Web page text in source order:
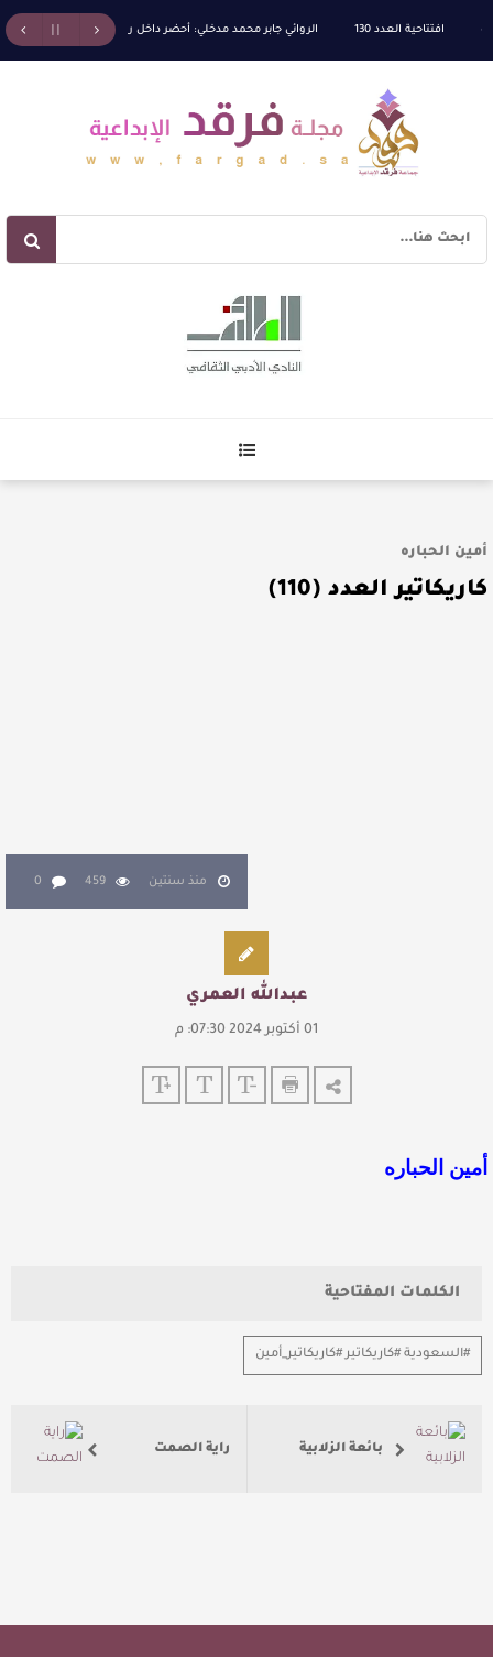
افتتاحية العدد 130 الروائي جابر محمد مدخلي: أحضر داخل رواياتي بحذر، والثقافة قوتنا
الله” للدكتور محمد بدوي
أمين الحباره
كاريكاتير العدد (110)
منذ سنتين 459
0
عبدالله العمري
01 أكتوبر 2024 07:30: م
أمين الحباره
الكلمات المفتاحية
#السعودية #كاريكاتير #كاريكاتير_أمين
بائعة الزلابية راية الصمت